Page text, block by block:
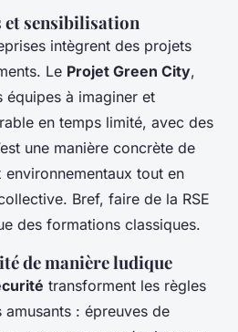
et sensibilisation
intègrent des projets
Le Projet Green City,
équipes à imaginer et
en temps limité, avec des
une manière concrète de
environnementaux tout en
Bref, faire de la RSE
des formations classiques.
de manière ludique
transforment les règles
: épreuves de